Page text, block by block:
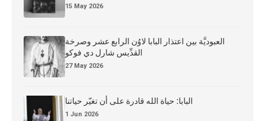
15 May 2026
العبوديَّة بين اعتذار البابا لاوُن الرابع عشر وصرخة
القدِّيس شارل دي فوكو
27 May 2026
البابا: حياة الله قادرة على أن تغيّر حياتنا
1 Jun 2026